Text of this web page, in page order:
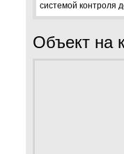
системой контроля
Объект на